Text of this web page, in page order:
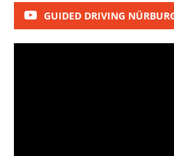
GUIDED DRIVING